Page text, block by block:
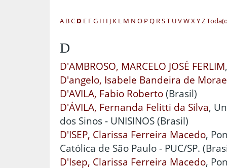
A BC D E FG H I J K L M N O P Q RST UVWXYZ
D
D'AMBROSO, MARCELO JOSÉ FERLIM
D'angelo, Isabele Bandeira de
D'AVILA, Fabio Roberto(Brasil)
D'ÁVILA, Fernanda Felitti da Silva,
dos Sinos - UNISINOS (Brasil)
D'ISEP, Clarissa Ferreira Macedo,
Católica de São Paulo - PUC/SP.
D'Isep, Clarissa Ferreira Macedo,